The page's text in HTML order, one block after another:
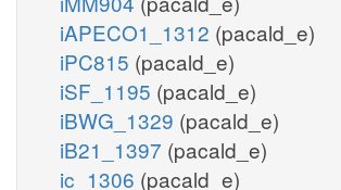
iAPECO1_1312 (pacald_e)
iPC815 (pacald_e)
iSF_1195 (pacald_e)
iBWG_1329 (pacald_e)
iB21_1397 (pacald_e)
ic_1306 (pacald_e)